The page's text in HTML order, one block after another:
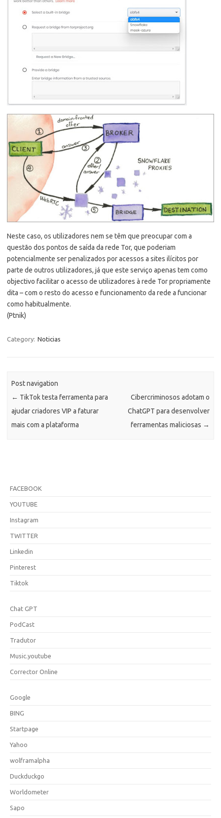
Neste caso, os utilizadores nem se têm que preocupar com a
questão dos pontos de saída da rede Tor, que poderiam
potencialmente ser penalizados por acessos a sites ilícitos por
parte de outros utilizadores, já que este serviço apenas tem como
objectivo facilitar o acesso de utilizadores à rede Tor propriamente
dita – com o resto do acesso e funcionamento da rede a funcionar
como habitualmente.
(Ptnik)
Category: Noticias
Post navigation
← TikTok testa ferramenta para
ajudar criadores VIP a faturar
mais com a plataforma
Cibercriminosos adotam o
ChatGPT para desenvolver
ferramentas maliciosas →
FACEBOOK
YOUTUBE
Instagram
TWITTER
Linkedin
Pinterest
Tiktok
Chat GPT
PodCast
Tradutor
Music.youtube
Corrector Online
Google
BING
Startpage
Yahoo
wolframalpha
Duckduckgo
Worldometer
Sapo